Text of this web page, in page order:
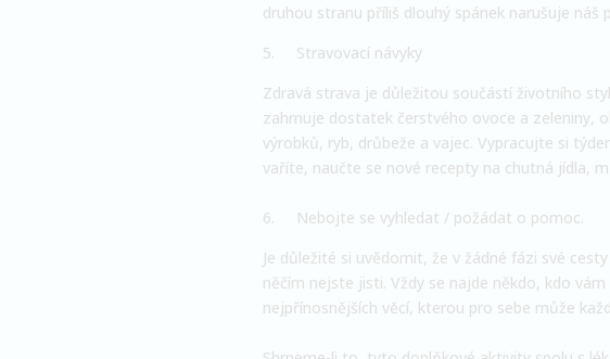
druhou stranu příliš dlouhý spánek narušuje
5.
Stravovací návyky
Zdravá strava je důležitou součástí životního
zahrnuje dostatek čerstvého ovoce a zeleniny,
výrobků, ryb, drůbeže a vajec. Vypracujte si
vaříte, naučte se nové recepty na chutná jídla,
6.
Nebojte se vyhledat / požádat o pomoc.
Je důležité si uvědomit, že v žádné fázi své
něčím nejste jisti. Vždy se najde někdo, kdo
nejpřínosnějších věcí, kterou pro sebe může